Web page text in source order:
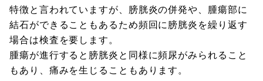
特徴と言われていますが、膀胱炎の併発や、腫瘍部に
結石ができることもあるため頻回に膀胱炎を繰り返す
場合は検査を要します。
腫瘍が進行すると膀胱炎と同様に頻尿がみられること
もあり、痛みを生じることもあります。